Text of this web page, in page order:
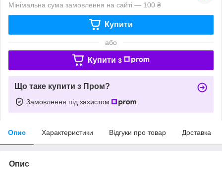
Мінімальна сума замовлення на сайті — 100 ₴
Купити
або
Купити з
Що таке купити з Пром?
Замовлення під захистом
Опис Характеристики Відгуки про товар Доставка
Опис